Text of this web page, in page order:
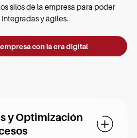
silos de la empresa para poder
y ágiles.
con la era digital
y Optimización
Mostrar